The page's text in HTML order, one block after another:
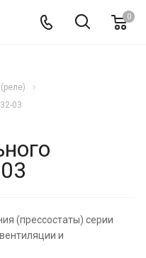
0
03
(прессостаты) серии
и